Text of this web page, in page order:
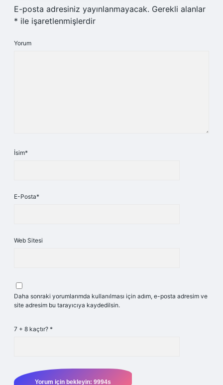
E-posta adresiniz yayınlanmayacak. Gerekli alanlar
* ile işaretlenmişlerdir
Yorum
İsim*
E-Posta*
Web Sitesi
Daha sonraki yorumlarımda kullanılması için adım, e-posta adresim ve
site adresim bu tarayıcıya kaydedilsin.
7 + 8 kaçtır? *